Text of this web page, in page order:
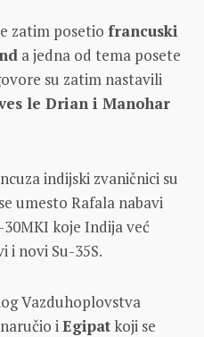
zatim posetio francuski
a jedna od tema posete
su zatim nastavili
le Drian i Manohar
indijski zvaničnici su
umesto Rafala nabavi
koje Indija već
i novi Su-35S.
Vazduhoplovstva
iEgipatkoji se